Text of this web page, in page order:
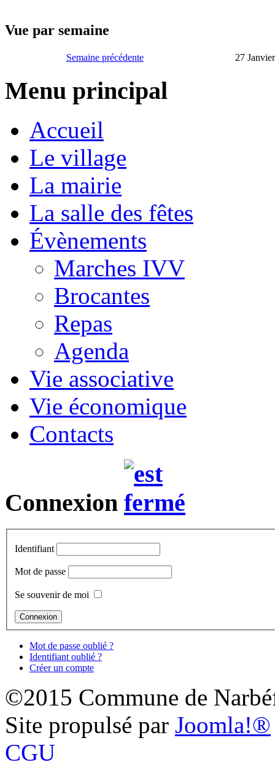
Vue par semaine
Semaine précédente 27
Menu principal
Accueil
Le village
La mairie
La salle des fêtes
Évènements
Marches IVV
Brocantes
Repas
Agenda
Vie associative
Vie économique
Contacts
Connexion
Identifiant
Mot de passe
Se souvenir de moi
Mot de passe oublié ?
Identifiant oublié ?
Créer un compte
©2015 Commune de
Site propulsé par Joomla!®
CGU